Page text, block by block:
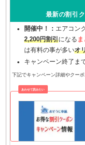
最新の割引
開催中！： エアコン
2,200円割引になる
は有料の事が多いオ
キャンペーン終了まで
下記でキャンペーン詳細やクー